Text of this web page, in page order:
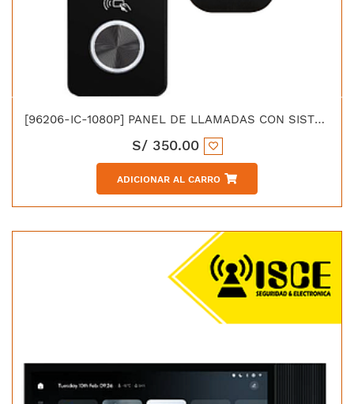
[96206-IC-1080P] PANEL DE LLAMADAS CON SISTEMA LINUX COMPATIBLE CON TUYA ADMITE MEMORIA DE 128G
S/ 350.00
ADICIONAR AL CARRO